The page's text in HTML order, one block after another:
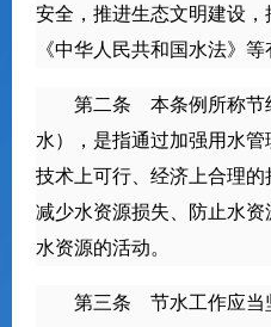
安全，推进生态文明建设
《中华人民共和国水法》
第二条 本条例所称节
水），是指通过加强用水
技术上可行、经济上合理的
减少水资源损失、防止水
水资源的活动。
第三条 节水工作应当坚